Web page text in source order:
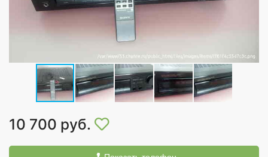
10 700 руб.